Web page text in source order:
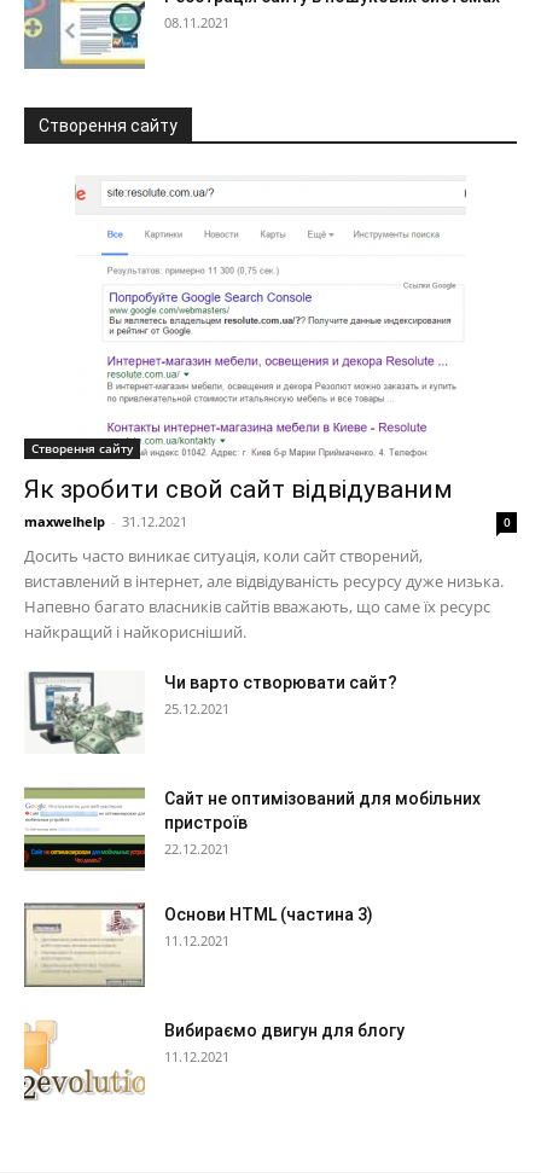
08.11.2021
Створення сайту
Створення сайту
Як зробити свой сайт відвідуваним
maxwelhelp - 31.12.2021 0
Досить часто виникає ситуація, коли сайт створений,
виставлений в інтернет, але відвідуваність ресурсу дуже низька.
Напевно багато власників сайтів вважають, що саме їх ресурс
найкращий і найкорисніший.
Чи варто створювати сайт?
25.12.2021
Сайт не оптимізований для мобільних
пристроїв
22.12.2021
Основи HTML (частина 3)
11.12.2021
Вибираємо двигун для блогу
11.12.2021